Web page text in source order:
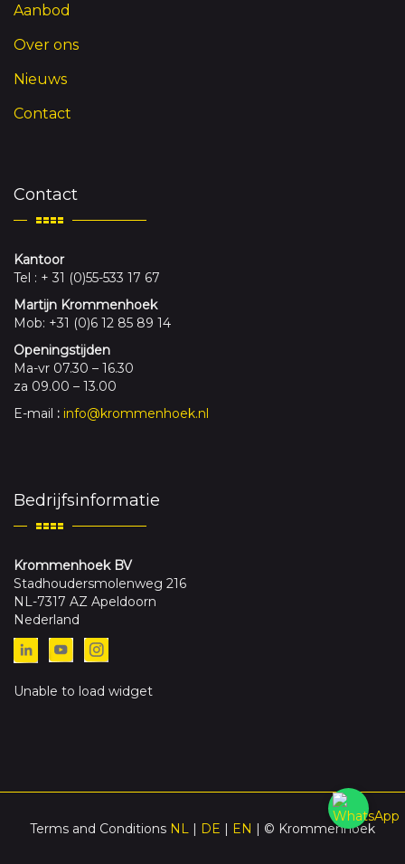
Aanbod
Over ons
Nieuws
Contact
Contact
Kantoor
Tel : + 31 (0)55-533 17 67
Martijn Krommenhoek
Mob: +31 (0)6 12 85 89 14
Openingstijden
Ma-vr 07.30 – 16.30
za 09.00 – 13.00
E-mail : info@krommenhoek.nl
Bedrijfsinformatie
Krommenhoek BV
Stadhoudersmolenweg 216
NL-7317 AZ Apeldoorn
Nederland
Unable to load widget
Terms and Conditions NL | DE | EN | © Krommenhoek